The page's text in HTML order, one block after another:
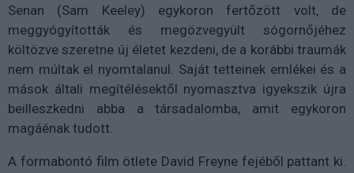
Senan (Sam Keeley) egykoron fertőzött volt, de
meggyógyították és megözvegyült sógornőjéhez
költözve szeretne új életet kezdeni, de a korábbi traumák
nem múltak el nyomtalanul. Saját tetteinek emlékei és a
mások általi megítélésektől nyomasztva igyekszik újra
beilleszkedni abba a társadalomba, amit egykoron
magáénak tudott.
A formabontó film ötlete David Freyne fejéből pattant ki.